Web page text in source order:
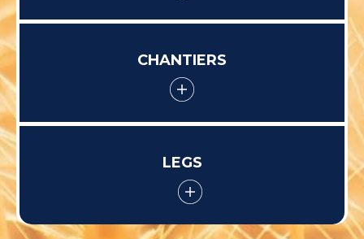
CHANTIERS
LEGS